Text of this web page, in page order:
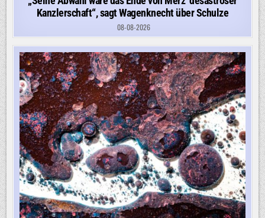
Kanzlerschaft“, sagt Wagenknecht über Schulze
08-08-2026